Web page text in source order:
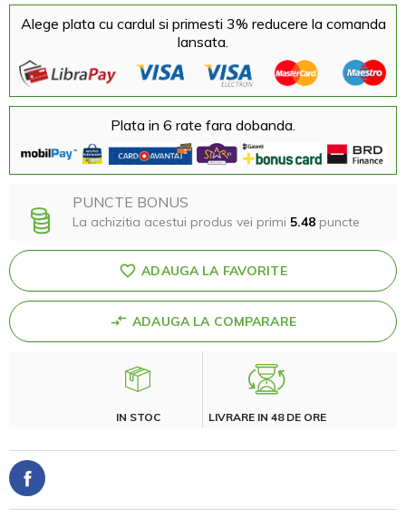
Alege plata cu cardul si primesti 3% reducere la comanda
lansata.
Plata in 6 rate fara dobanda.
PUNCTE BONUS
La achizitia acestui produs vei primi 5.48 puncte
ADAUGA LA FAVORITE
ADAUGA LA COMPARARE
IN STOC LIVRARE IN 48 DE ORE